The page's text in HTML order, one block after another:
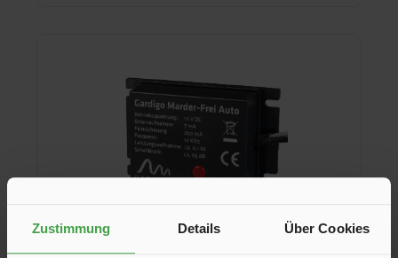
Zustimmung Details Über Cookies